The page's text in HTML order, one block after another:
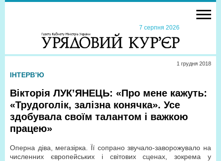
7 серпня 2026
1 грудня 2018
ІНТЕРВ’Ю
Вікторія ЛУК’ЯНЕЦЬ: «Про мене кажуть:
«Трудоголік, залізна конячка». Усе
здобувала своїм талантом і важкою
працею»
Оперна діва, мегазірка. Її сопрано звучало-заворожувало на
численних європейських і світових сценах, зокрема у